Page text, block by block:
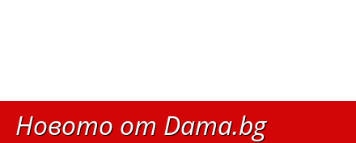
Новото от Dama.bg